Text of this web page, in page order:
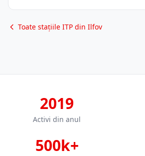
Toate stațiile ITP din Ilfov
2019
Activi din anul
500k+